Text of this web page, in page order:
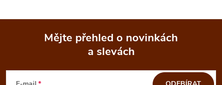
Mějte přehled o novinkách
a slevách